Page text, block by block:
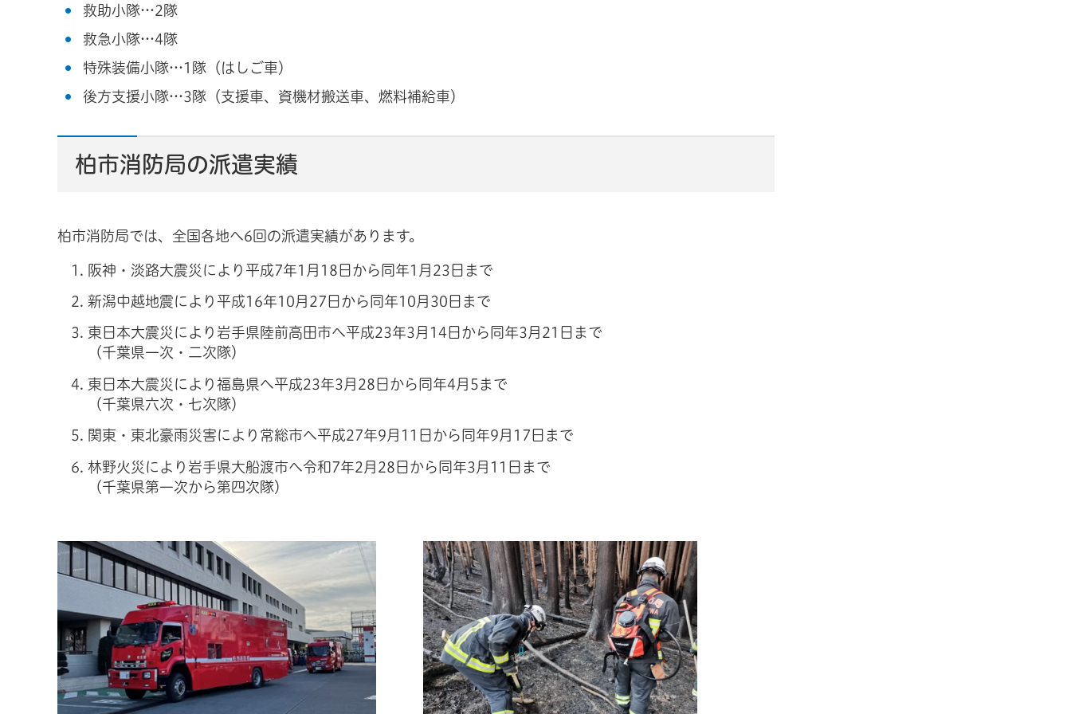
救助小隊…2隊
救急小隊…4隊
特殊装備小隊…1隊（はしご車）
後方支援小隊…3隊（支援車、資機材搬送車、燃料補給車）
柏市消防局の派遣実績
柏市消防局では、全国各地へ6回の派遣実績があります。
阪神・淡路大震災により平成7年1月18日から同年1月23日まで
新潟中越地震により平成16年10月27日から同年10月30日まで
東日本大震災により岩手県陸前高田市へ平成23年3月14日から同年3月21日まで
（千葉県一次・二次隊）
東日本大震災により福島県へ平成23年3月28日から同年4月5まで
（千葉県六次・七次隊）
関東・東北豪雨災害により常総市へ平成27年9月11日から同年9月17日まで
林野火災により岩手県大船渡市へ令和7年2月28日から同年3月11日まで
（千葉県第一次から第四次隊）